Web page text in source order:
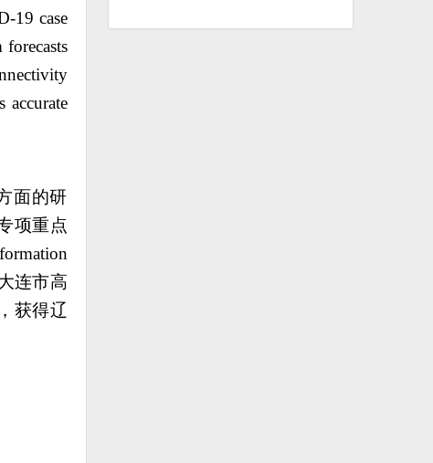
19 case
accurate
面的研
项重点
连市高
获得辽